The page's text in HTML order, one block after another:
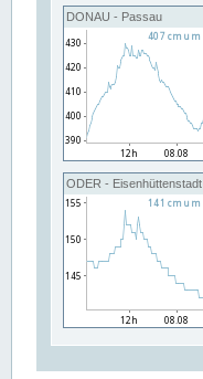
DONAU - Passau
ODER - Eisenhüttenstadt